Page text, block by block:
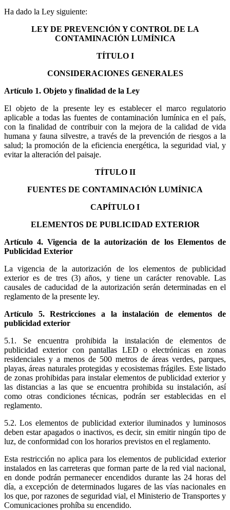
Ha dado la Ley siguiente:
LEY DE PREVENCIÓN Y CONTROL DE LA
CONTAMINACIÓN LUMÍNICA
TÍTULO I
CONSIDERACIONES GENERALES
Artículo 1. Objeto y finalidad de la Ley
El objeto de la presente ley es establecer el marco regulatorio
aplicable a todas las fuentes de contaminación lumínica en el país,
con la finalidad de contribuir con la mejora de la calidad de vida
humana y fauna silvestre, a través de la prevención de riesgos a la
salud; la promoción de la eficiencia energética, la seguridad vial, y
evitar la alteración del paisaje.
TÍTULO II
FUENTES DE CONTAMINACIÓN LUMÍNICA
CAPÍTULO I
ELEMENTOS DE PUBLICIDAD EXTERIOR
Artículo 4. Vigencia de la autorización de los Elementos de
Publicidad Exterior
La vigencia de la autorización de los elementos de publicidad
exterior es de tres (3) años, y tiene un carácter renovable. Las
causales de caducidad de la autorización serán determinadas en el
reglamento de la presente ley.
Artículo 5. Restricciones a la instalación de elementos de
publicidad exterior
5.1. Se encuentra prohibida la instalación de elementos de
publicidad exterior con pantallas LED o electrónicas en zonas
residenciales y a menos de 500 metros de áreas verdes, parques,
playas, áreas naturales protegidas y ecosistemas frágiles. Este listado
de zonas prohibidas para instalar elementos de publicidad exterior y
las distancias a las que se encuentra prohibida su instalación, así
como otras condiciones técnicas, podrán ser establecidas en el
reglamento.
5.2. Los elementos de publicidad exterior iluminados y luminosos
deben estar apagados o inactivos, es decir, sin emitir ningún tipo de
luz, de conformidad con los horarios previstos en el reglamento.
Esta restricción no aplica para los elementos de publicidad exterior
instalados en las carreteras que forman parte de la red vial nacional,
en donde podrán permanecer encendidos durante las 24 horas del
día, a excepción de determinados lugares de las vías nacionales en
los que, por razones de seguridad vial, el Ministerio de Transportes y
Comunicaciones prohíba su encendido.